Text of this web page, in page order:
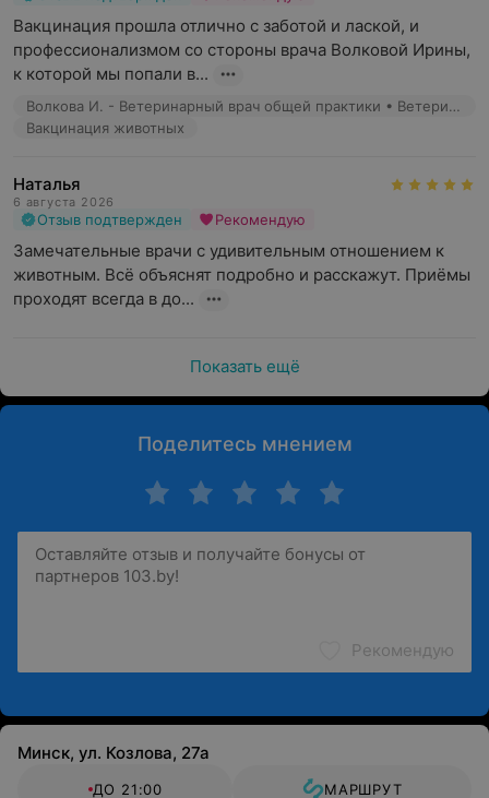
покупок».
Мы несем ответственность за тех, кого вы приручили!
Записаться в ветеринарную клинику можно по
телефону или онлайн.
Вакцинация прошла отлично с заботой и лаской, и
профессионализмом со стороны врача Волковой Ирины,
к которой мы попали в...
Волкова И. - Ветеринарный врач общей практики • Ветеринарный УЗ-диагност • Вет. нефролог • Вет. гастроэнтеролог
Вакцинация животных
Наталья
6 августа 2026
Отзыв подтвержден Рекомендую
Замечательные врачи с удивительным отношением к
животным. Всё объяснят подробно и расскажут. Приёмы
проходят всегда в до...
Показать ещё
Поделитесь мнением
Рекомендую
Минск, ул. Козлова, 27а
ДО 21:00 МАРШРУТ